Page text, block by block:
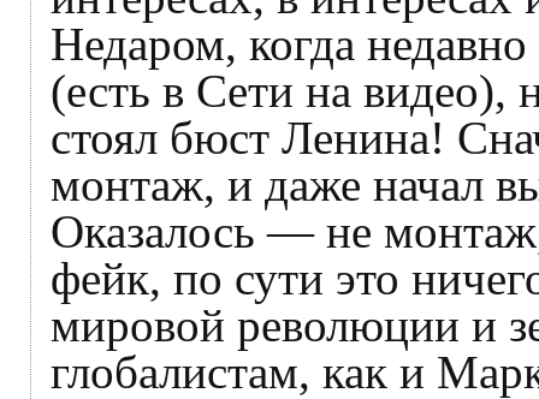
Недаром, когда
(есть в Сети на
стоял бюст Ленина!
монтаж, и даже начал
Оказалось — не
фейк, по сути это
мировой революции и
глобалистам, как и